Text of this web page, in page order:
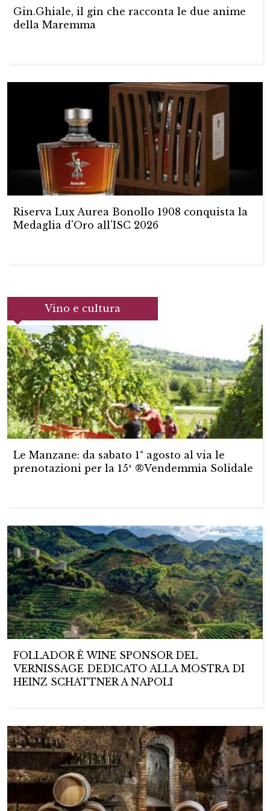
Gin.Ghiale, il gin che racconta le due anime
della Maremma
Riserva Lux Aurea Bonollo 1908 conquista la
Medaglia d'Oro all'ISC 2026
Vino e cultura
Le Manzane: da sabato 1° agosto al via le
prenotazioni per la 15ª ®Vendemmia Solidale
FOLLADOR È WINE SPONSOR DEL
VERNISSAGE DEDICATO ALLA MOSTRA DI
HEINZ SCHATTNER A NAPOLI